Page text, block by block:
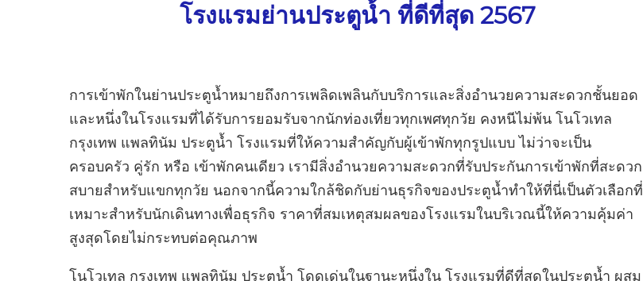
โรงแรมย่านประตูน้ำ ที่ดีที่สุด 2567
การเข้าพักในย่านประตูน้ำหมายถึงการเพลิดเพลินกับบริการและสิ่งอำนวยความสะดวกชั้นยอด
และหนึ่งในโรงแรมที่ได้รับการยอมรับจากนักท่องเที่ยวทุกเพศทุกวัย คงหนีไม่พ้น โนโวเทล
กรุงเทพ แพลทินัม ประตูน้ำ โรงแรมที่ให้ความสำคัญกับผู้เข้าพักทุกรูปแบบ ไม่ว่าจะเป็น
ครอบครัว คู่รัก หรือ เข้าพักคนเดียว เรามีสิ่งอำนวยความสะดวกที่รับประกันการเข้าพักที่สะดวก
สบายสำหรับแขกทุกวัย นอกจากนี้ความใกล้ชิดกับย่านธุรกิจของประตูน้ำทำให้ที่นี่เป็นตัวเลือกที่
เหมาะสำหรับนักเดินทางเพื่อธุรกิจ ราคาที่สมเหตุสมผลของโรงแรมในบริเวณนี้ให้ความคุ้มค่า
สูงสุดโดยไม่กระทบต่อคุณภาพ
โนโวเทล กรุงเทพ แพลทินัม ประตูน้ำ โดดเด่นในฐานะหนึ่งใน โรงแรมที่ดีที่สุดในประตูน้ำ ผสม